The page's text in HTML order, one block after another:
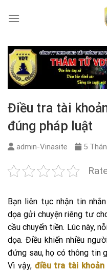
Điều tra tài
đúng pháp luật
admin-Vinasite 5
Bạn liên tục nhận tin
dọa gửi chuyện riêng tư
cầu chuyển tiền. Lúc này,
dọa. Điều khiến nhiều
đứng sau, họ có thông tin
Vì vậy, điều tra tài khoản